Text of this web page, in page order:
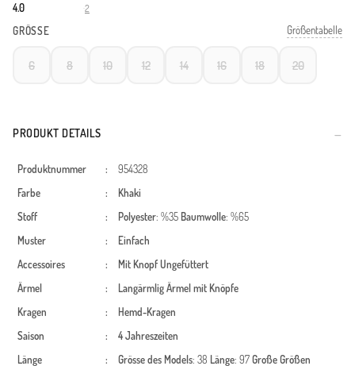
4.0 2
GRÖSSE Größentabelle
6 8 10 12 14 16 18 20
PRODUKT DETAILS
Produktnummer :
954328
Farbe
:
Khaki
Stoff
: Polyester: %35 Baumwolle: %65
Muster
:
Einfach
Accessoires
: Mit KnopfUngefüttert
Ärmel
: LangärmligÄrmel mit Knöpfe
Kragen
:
Hemd-Kragen
Saison
:
4 Jahreszeiten
Länge
: Grösse des Models: 38 Länge: 97Große Größen